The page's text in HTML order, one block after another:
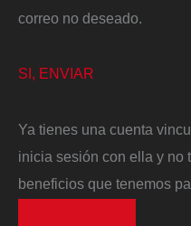
correo no deseado.
SI, ENVIAR
Ya tienes una cuenta
inicia sesión con ella y no
beneficios que tenemos